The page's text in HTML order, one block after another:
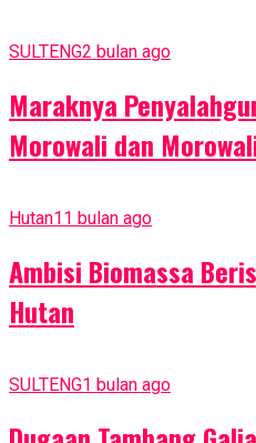
SULTENG2 bulan ago
Maraknya
Morowali dan
Hutan11 bulan ago
Ambisi Biomassa
Hutan
SULTENG1 bulan ago